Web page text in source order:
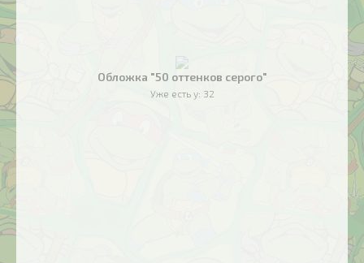
Обложка "50 оттенков серого"
Уже есть у: 32